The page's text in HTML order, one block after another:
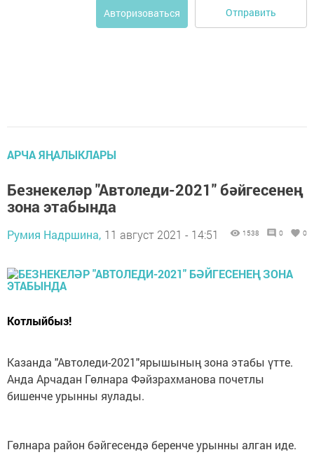
Авторизоваться Отправить
АРЧА ЯҢАЛЫКЛАРЫ
Безнекеләр "Автоледи-2021" бәйгесенең
зона этабында
Румия Надршина, 11 август 2021 - 14:51 1538 0 0
Котлыйбыз!
Казанда "Автоледи-2021"ярышының зона этабы үтте.
Анда Арчадан Гөлнара Фәйзрахманова почетлы
бишенче урынны яулады.
Гөлнара район бәйгесендә беренче урынны алган иде.